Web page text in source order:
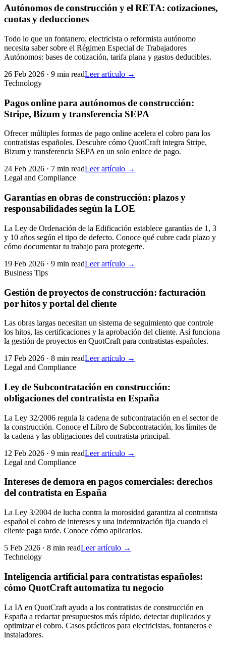
Autónomos de construcción y el RETA: cotizaciones,
cuotas y deducciones
Todo lo que un fontanero, electricista o reformista autónomo
necesita saber sobre el Régimen Especial de Trabajadores
Autónomos: bases de cotización, tarifa plana y gastos deducibles.
26 Feb 2026 · 9 min readLeer artículo →
Technology
Pagos online para autónomos de construcción:
Stripe, Bizum y transferencia SEPA
Ofrecer múltiples formas de pago online acelera el cobro para los
contratistas españoles. Descubre cómo QuotCraft integra Stripe,
Bizum y transferencia SEPA en un solo enlace de pago.
24 Feb 2026 · 7 min readLeer artículo →
Legal and Compliance
Garantías en obras de construcción: plazos y
responsabilidades según la LOE
La Ley de Ordenación de la Edificación establece garantías de 1, 3
y 10 años según el tipo de defecto. Conoce qué cubre cada plazo y
cómo documentar tu trabajo para protegerte.
19 Feb 2026 · 9 min readLeer artículo →
Business Tips
Gestión de proyectos de construcción: facturación
por hitos y portal del cliente
Las obras largas necesitan un sistema de seguimiento que controle
los hitos, las certificaciones y la aprobación del cliente. Así funciona
la gestión de proyectos en QuotCraft para contratistas españoles.
17 Feb 2026 · 8 min readLeer artículo →
Legal and Compliance
Ley de Subcontratación en construcción:
obligaciones del contratista en España
La Ley 32/2006 regula la cadena de subcontratación en el sector de
la construcción. Conoce el Libro de Subcontratación, los límites de
la cadena y las obligaciones del contratista principal.
12 Feb 2026 · 9 min readLeer artículo →
Legal and Compliance
Intereses de demora en pagos comerciales: derechos
del contratista en España
La Ley 3/2004 de lucha contra la morosidad garantiza al contratista
español el cobro de intereses y una indemnización fija cuando el
cliente paga tarde. Conoce cómo aplicarlos.
5 Feb 2026 · 8 min readLeer artículo →
Technology
Inteligencia artificial para contratistas españoles:
cómo QuotCraft automatiza tu negocio
La IA en QuotCraft ayuda a los contratistas de construcción en
España a redactar presupuestos más rápido, detectar duplicados y
optimizar el cobro. Casos prácticos para electricistas, fontaneros e
instaladores.